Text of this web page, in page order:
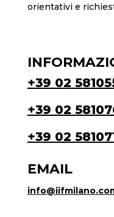
orientativi e
+39 02
+39 02
+39 02
EMAIL